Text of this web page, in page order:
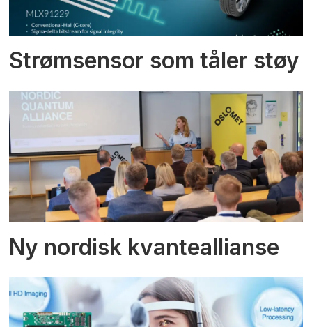
Strømsensor som tåler støy
Ny nordisk kvanteallianse